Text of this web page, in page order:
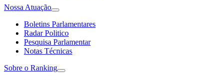
Nossa Atuação
Boletins Parlamentares
Radar Politico
Pesquisa Parlamentar
Notas Técnicas
Sobre o Ranking